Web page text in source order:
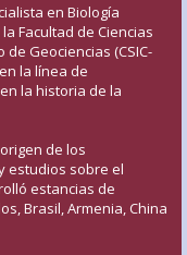
en Biología
Facultad de Ciencias
Geociencias (CSIC-
la línea de
la historia de la
de los
estudios sobre el
estancias de
Brasil, Armenia, China